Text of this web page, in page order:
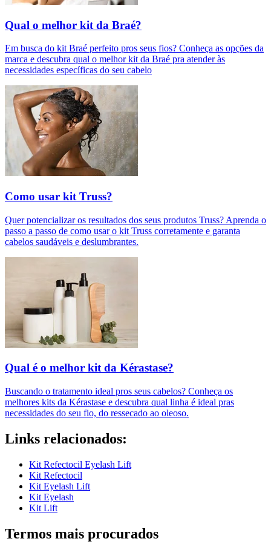
Qual o melhor kit da Braé?
Em busca do kit Braé perfeito pros seus fios? Conheça as opções da
marca e descubra qual o melhor kit da Braé pra atender às
necessidades específicas do seu cabelo
Como usar kit Truss?
Quer potencializar os resultados dos seus produtos Truss? Aprenda o
passo a passo de como usar o kit Truss corretamente e garanta
cabelos saudáveis e deslumbrantes.
Qual é o melhor kit da Kérastase?
Buscando o tratamento ideal pros seus cabelos? Conheça os
melhores kits da Kérastase e descubra qual linha é ideal pras
necessidades do seu fio, do ressecado ao oleoso.
Links relacionados:
Kit Refectocil Eyelash Lift
Kit Refectocil
Kit Eyelash Lift
Kit Eyelash
Kit Lift
Termos mais procurados